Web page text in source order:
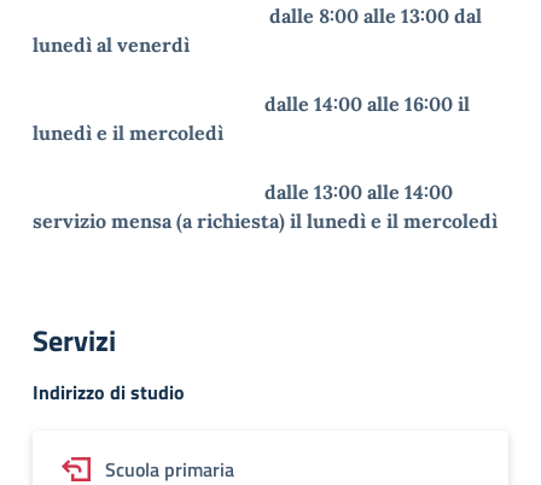
dalle 8:00 alle 13:00 dal
lunedì al venerdì
dalle 14:00 alle 16:00 il
lunedì e il mercoledì
dalle 13:00 alle 14:00
servizio mensa (a richiesta) il lunedì e il mercoledì
Servizi
Indirizzo di studio
Scuola primaria